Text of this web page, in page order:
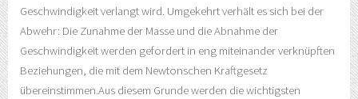
Geschwindigkeit verlangt wird. Umgekehrt verhält es sich bei der
Abwehr: Die Zunahme der Masse und die Abnahme der
Geschwindigkeit werden gefordert in eng miteinander verknüpften
Beziehungen, die mit dem Newtonschen Kraftgesetz
übereinstimmen.Aus diesem Grunde werden die wichtigsten